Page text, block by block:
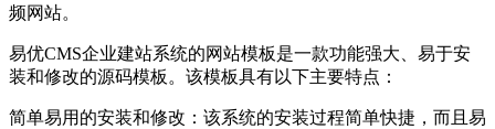
频网站。
易优CMS企业建站系统的网站模板是一款功能强大、易于安
装和修改的源码模板。该模板具有以下主要特点：
简单易用的安装和修改：该系统的安装过程简单快捷，而且易